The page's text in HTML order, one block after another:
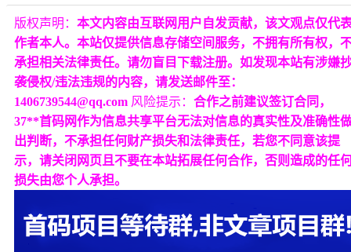
版权声明： 本文内容由互联网用户自发贡献，该文观点仅代
作者本人。本站仅提供信息存储空间服务，不拥有所有权，
承担相关法律责任。请勿盲目下载注册。如发现本站有涉嫌
袭侵权/违法违规的内容，请发送邮件至：
1406739544@qq.com 风险提示： 合作之前建议签订合同，
37**首码网作为信息共享平台无法对信息的真实性及准确性
出判断，不承担任何财产损失和法律责任，若您不同意该提
示，请关闭网页且不要在本站拓展任何合作，否则造成的任
损失由您个人承担。